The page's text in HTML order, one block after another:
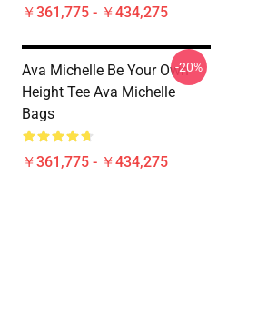
￥361,775 - ￥434,275
Ava Michelle Be Your Own
Height Tee Ava Michelle
Bags
￥361,775 - ￥434,275
-20%